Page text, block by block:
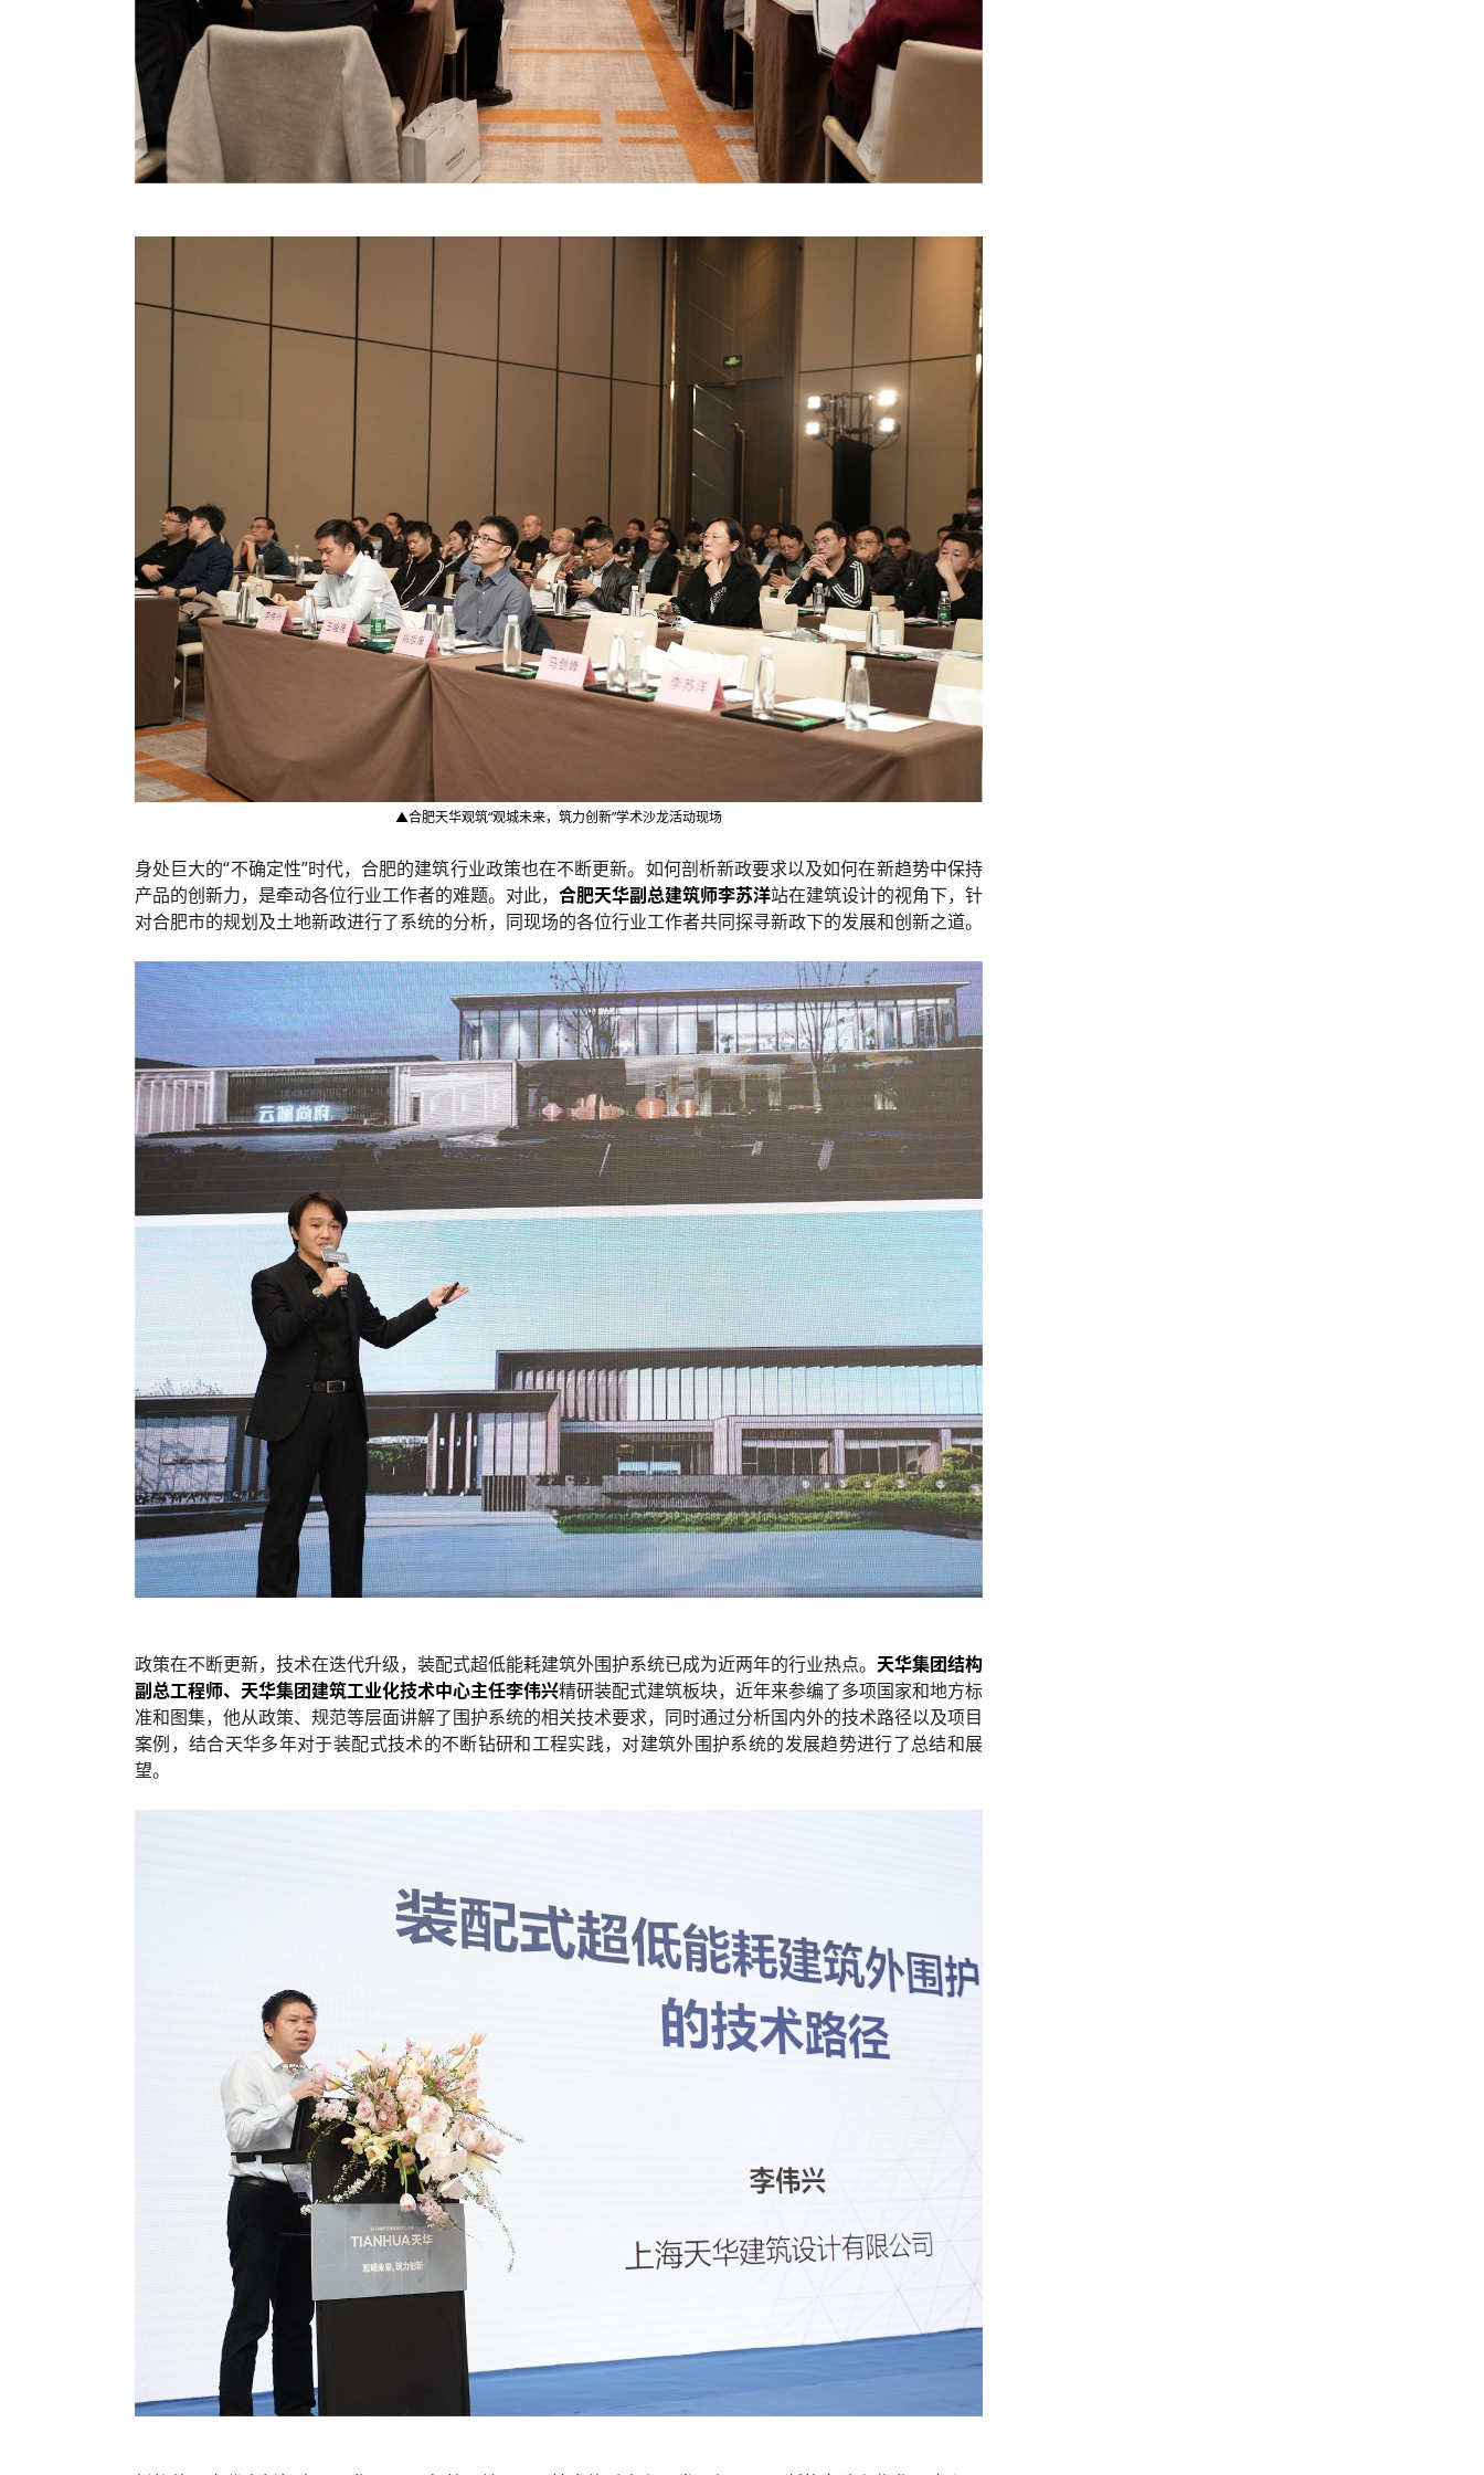
▲合肥天华观筑“观城未来，筑力创新”学术沙龙活动现场
身处巨大的“不确定性”时代，合肥的建筑行业政策也在不断更新。如何剖析新政要求以及如何在新趋势中保持
产品的创新力，是牵动各位行业工作者的难题。对此， 合肥天华副总建筑师李苏洋站在建筑设计的视角下，针
对合肥市的规划及土地新政进行了系统的分析，同现场的各位行业工作者共同探寻新政下的发展和创新之道。
政策在不断更新，技术在迭代升级，装配式超低能耗建筑外围护系统已成为近两年的行业热点。 天华集团结构
副总工程师、天华集团建筑工业化技术中心主任李伟兴精研装配式建筑板块，近年来参编了多项国家和地方标
准和图集，他从政策、规范等层面讲解了围护系统的相关技术要求，同时通过分析国内外的技术路径以及项目
案例，结合天华多年对于装配式技术的不断钻研和工程实践，对建筑外围护系统的发展趋势进行了总结和展
望。